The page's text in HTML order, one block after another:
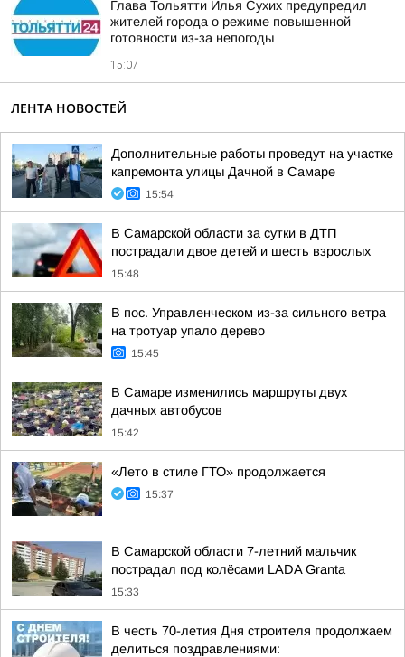
Глава Тольятти Илья Сухих предупредил
жителей города о режиме повышенной
готовности из-за непогоды
15:07
ЛЕНТА НОВОСТЕЙ
Дополнительные работы проведут на участке
капремонта улицы Дачной в Самаре
15:54
В Самарской области за сутки в ДТП
пострадали двое детей и шесть взрослых
15:48
В пос. Управленческом из-за сильного ветра
на тротуар упало дерево
15:45
В Самаре изменились маршруты двух
дачных автобусов
15:42
«Лето в стиле ГТО» продолжается
15:37
В Самарской области 7-летний мальчик
пострадал под колёсами LADA Granta
15:33
В честь 70-летия Дня строителя продолжаем
делиться поздравлениями: